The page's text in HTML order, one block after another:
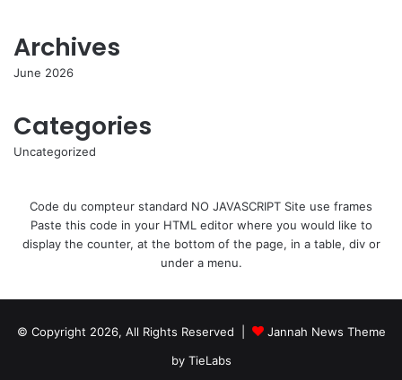
Archives
June 2026
Categories
Uncategorized
Code du compteur standard NO JAVASCRIPT Site use frames
Paste this code in your HTML editor where you would like to
display the counter, at the bottom of the page, in a table, div or
under a menu.
© Copyright 2026, All Rights Reserved |
Jannah News Theme
by TieLabs